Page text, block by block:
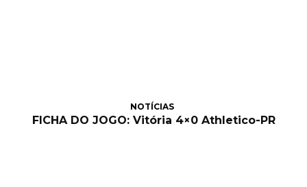
NOTÍCIAS
FICHA DO JOGO: Vitória 4×0 Athletico-PR